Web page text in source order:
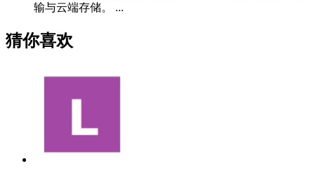
输与云端存储。 ...
猜你喜欢